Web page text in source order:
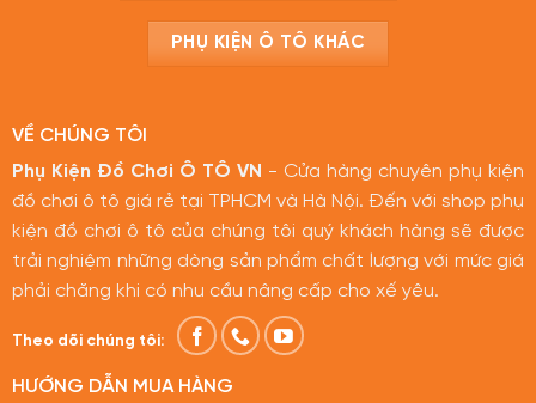
PHỤ KIỆN Ô TÔ KHÁC
VỀ CHÚNG TÔI
Phụ Kiện Đồ Chơi Ô TÔ VN - Cửa hàng chuyên phụ kiện
đồ chơi ô tô giá rẻ tại TPHCM và Hà Nội. Đến với shop phụ
kiện đồ chơi ô tô của chúng tôi quý khách hàng sẽ được
trải nghiệm những dòng sản phẩm chất lượng với mức giá
phải chăng khi có nhu cầu nâng cấp cho xế yêu.
Theo dõi chúng tôi:
HƯỚNG DẪN MUA HÀNG